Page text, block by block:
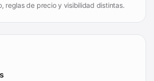
reglas de precio y visibilidad distintas.